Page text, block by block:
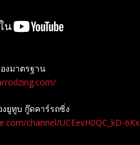
องมาตรฐาน
ยู​ทูบ​ กู๊ดคาร์รถซิ่ง
channel/UCEevH0QC_kD-